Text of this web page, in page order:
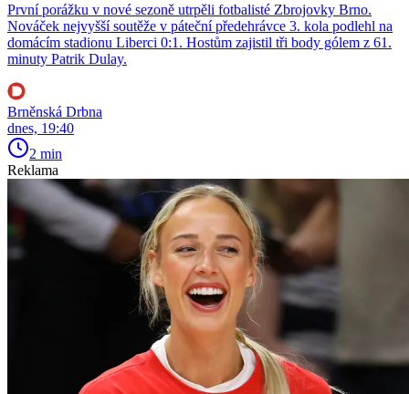
První porážku v nové sezoně utrpěli fotbalisté Zbrojovky Brno.
Nováček nejvyšší soutěže v páteční předehrávce 3. kola podlehl na
domácím stadionu Liberci 0:1. Hostům zajistil tři body gólem z 61.
minuty Patrik Dulay.
Brněnská Drbna
dnes, 19:40
2 min
Reklama